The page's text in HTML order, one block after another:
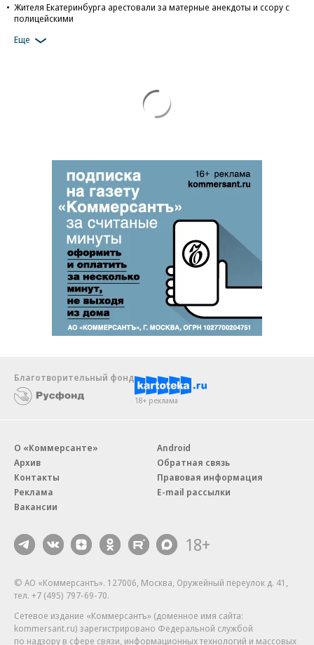
Жителя Екатеринбурга арестовали за матерные анекдоты и ссору с
полицейскими
Еще
Благотворительный фонд
18+ реклама
О «Коммерсанте»
Архив
Контакты
Реклама
Вакансии
Android
Обратная связь
Правовая информация
E-mail рассылки
18+
© АО «Коммерсантъ». 127006, Москва, Оружейный переулок д. 41,
тел. +7 (495) 797-69-70.
Сетевое издание «Коммерсантъ» (доменное имя сайта:
kommersant.ru) зарегистрировано Федеральной службой
по надзору в сфере связи, информационных технологий и массовых